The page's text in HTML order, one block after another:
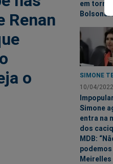
Renan
o
em torno
SIMONE
10/04/2022
Simone
entra na
dos
MDB:
Meirelles